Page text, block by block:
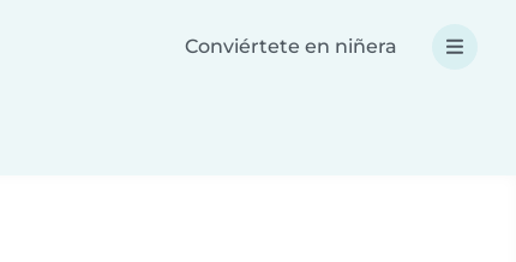
Conviértete en niñera